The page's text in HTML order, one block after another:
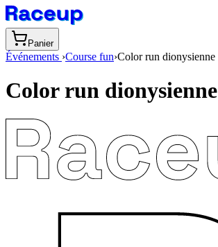
Panier
Événements ›Course fun›Color run dionysienne
Color run dionysienne